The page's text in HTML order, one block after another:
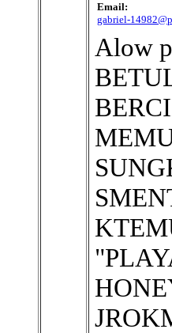
Email:
gabriel-
Alow